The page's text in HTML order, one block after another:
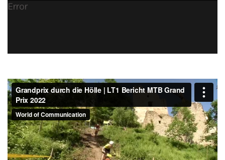
Error